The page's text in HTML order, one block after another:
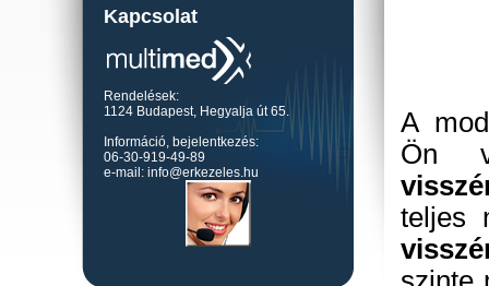
Kapcsolat
Rendelések:
1124 Budapest, Hegyalja út 65.
Információ, bejelentkezés:
06-30-919-49-89
e-mail: info@erkezeles.hu
A
Ön
teljes